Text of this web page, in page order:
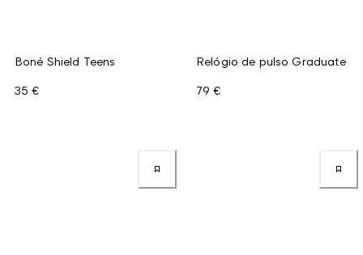
Boné Shield Teens
35 €
Relógio de pulso Graduate
79 €